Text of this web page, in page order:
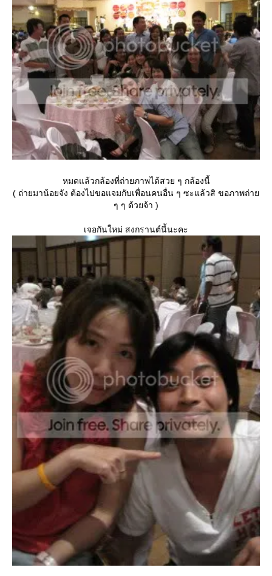
หมดแล้วกล้องที่ถ่ายภาพได้สวย ๆ กล้องนี้
( ถ่ายมาน้อยจัง ต้องไปขอแจมกับเพื่อนคนอื่น ๆ ซะแล้วสิ ขอภาพถ่า
ๆ ๆ ด้วยจ้า )
เจอกันใหม่ สงกรานต์นี้นะคะ